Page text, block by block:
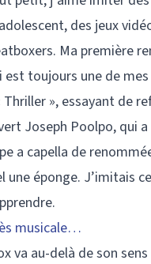
des jeux
Ma première
toujours une de
Thriller », essayant de
Joseph Poolpo, qui
a capella de
une éponge. J’imitais
musicale…
au-delà de son sens